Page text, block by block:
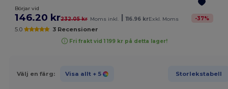
Börjar vid
146.20 kr232.05 kr Moms inkl. 116.96 krExkl. Moms -37%
5.0 3 Recensioner
Fri frakt vid 1 199 kr på detta lager!
Välj en färg: Visa allt + 5 Storlekstabell